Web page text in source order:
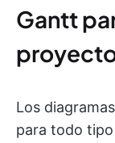
Gantt
Los
para todo